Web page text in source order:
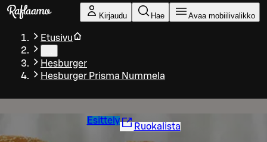
Siirry pääsisältöön
Kirjaudu Hae Avaa mobiilivalikko
Etusivu
Hesburger
Hesburger Prisma Nummela
Esittely
Ruokalista